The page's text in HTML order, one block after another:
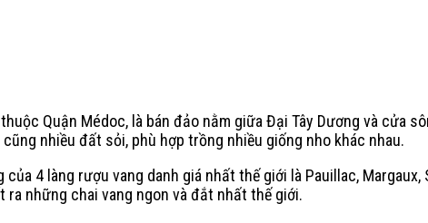
Quận Médoc, là bán đảo nằm giữa Đại Tây Dương và cửa
nhiều đất sỏi, phù hợp trồng nhiều giống nho khác nhau.
4 làng rượu vang danh giá nhất thế giới là Pauillac,
ra những chai vang ngon và đắt nhất thế giới.